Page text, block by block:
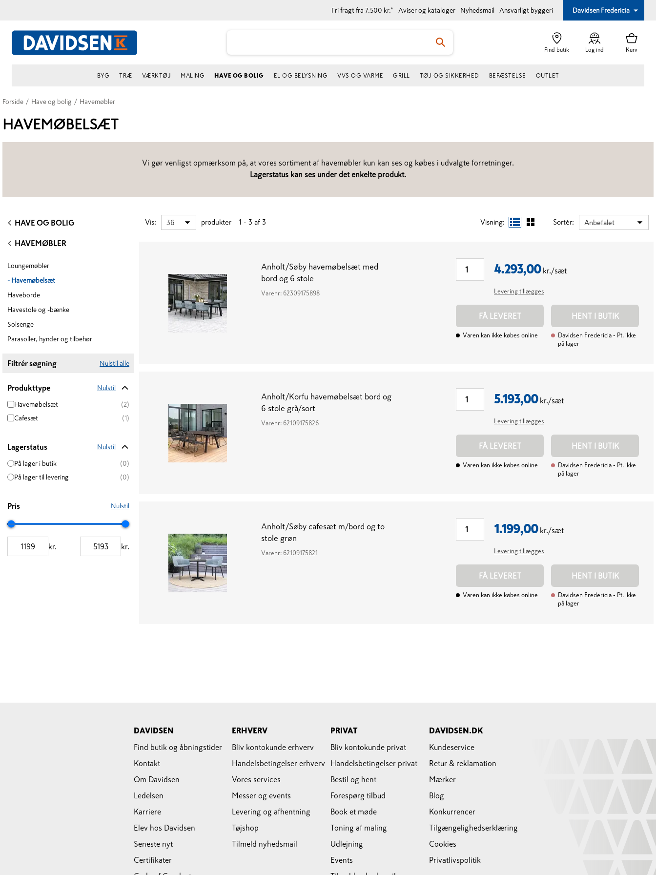
Fri fragt fra 7.500 kr.* Aviser og kataloger Nyhedsmail Ansvarligt byggeri Davidsen Fredericia
Find butik Log ind Kurv
BYG TRÆ VÆRKTØJ MALING HAVE OG BOLIG EL OG BELYSNING VVS OG VARME GRILL TØJ OG SIKKERHED BEFÆSTELSE OUTLET
Forside / Have og bolig / Havemøbler
HAVEMØBELSÆT
Vi gør venligst opmærksom på, at vores sortiment af havemøbler kun kan ses og købes i udvalgte forretninger.
​​​​​​​Lagerstatus kan ses under det enkelte produkt.
HAVE OG BOLIG
HAVEMØBLER
Loungemøbler
- Havemøbelsæt
Haveborde
Havestole og -bænke
Solsenge
Parasoller, hynder og tilbehør
Filtrér søgning Nulstil alle
Produkttype Nulstil
Havemøbelsæt
(2)
Cafesæt
(1)
Lagerstatus Nulstil
På lager i butik
(0)
På lager til levering
(0)
Pris Nulstil
kr. kr.
Vis: 36 produkter 1 - 3 af 3 Visning: Sortér: Anbefalet
Anholt/Søby havemøbelsæt med
bord og 6 stole
Varenr: 62309175898
4.293,00 kr./sæt
Levering tillægges
FÅ LEVERET HENT I BUTIK
Varen kan ikke købes online Davidsen Fredericia - Pt. ikke
på lager
Anholt/Korfu havemøbelsæt bord og
6 stole grå/sort
Varenr: 62109175826
5.193,00 kr./sæt
Levering tillægges
FÅ LEVERET HENT I BUTIK
Varen kan ikke købes online Davidsen Fredericia - Pt. ikke
på lager
Anholt/Søby cafesæt m/bord og to
stole grøn
Varenr: 62109175821
1.199,00 kr./sæt
Levering tillægges
FÅ LEVERET HENT I BUTIK
Varen kan ikke købes online Davidsen Fredericia - Pt. ikke
på lager
DAVIDSEN
Find butik og åbningstider
Kontakt
Om Davidsen
Ledelsen
Karriere
Elev hos Davidsen
Seneste nyt
Certifikater
ERHVERV
Bliv kontokunde erhverv
Handelsbetingelser erhverv
Vores services
Messer og events
Levering og afhentning
Tøjshop
Tilmeld nyhedsmail
PRIVAT
Bliv kontokunde privat
Handelsbetingelser privat
Bestil og hent
Forespørg tilbud
Book et møde
Toning af maling
Udlejning
Events
DAVIDSEN.DK
Kundeservice
Retur & reklamation
Mærker
Blog
Konkurrencer
Tilgængelighedserklæring
Cookies
Privatlivspolitik